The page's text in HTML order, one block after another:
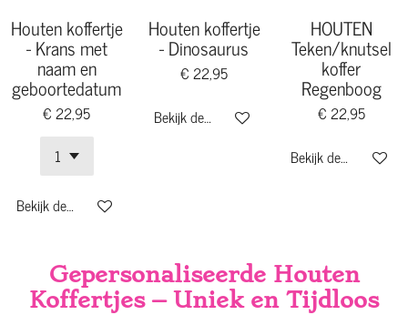
Houten koffertje
- Krans met
naam en
geboortedatum
€ 22,95
Bekijk details
Houten koffertje
- Dinosaurus
€ 22,95
Bekijk details
HOUTEN
Teken/knutsel
koffer
Regenboog
€ 22,95
Bekijk details
Gepersonaliseerde Houten
Koffertjes – Uniek en Tijdloos